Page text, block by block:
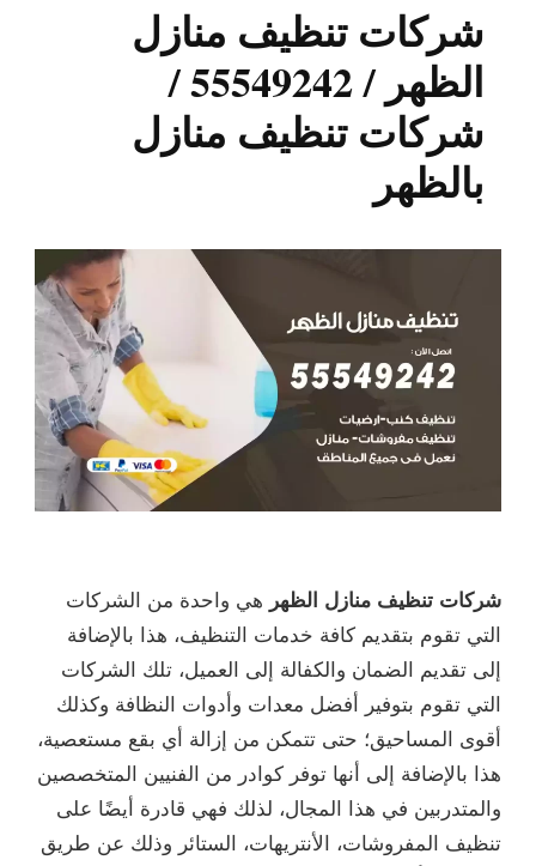
شركات تنظيف منازل
الظهر / 55549242 /
شركات تنظيف منازل
بالظهر
شركات تنظيف منازل الظهر هي واحدة من الشركات
التي تقوم بتقديم كافة خدمات التنظيف، هذا بالإضافة
إلى تقديم الضمان والكفالة إلى العميل، تلك الشركات
التي تقوم بتوفير أفضل معدات وأدوات النظافة وكذلك
أقوى المساحيق؛ حتى تتمكن من إزالة أي بقع مستعصية،
هذا بالإضافة إلى أنها توفر كوادر من الفنيين المتخصصين
والمتدربين في هذا المجال، لذلك فهي قادرة أيضًا على
تنظيف المفروشات، الأنتريهات، الستائر وذلك عن طريق